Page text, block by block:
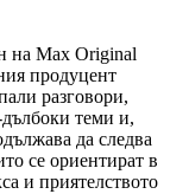
на Max Original
продуцент
разговори,
теми и,
да следва
се ориентират в
и приятелството